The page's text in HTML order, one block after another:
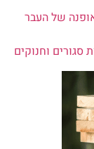
של העבר
סגורים וחנוקים